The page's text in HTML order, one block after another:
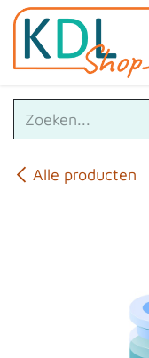
Overslaan naar inhoud
Alle producten